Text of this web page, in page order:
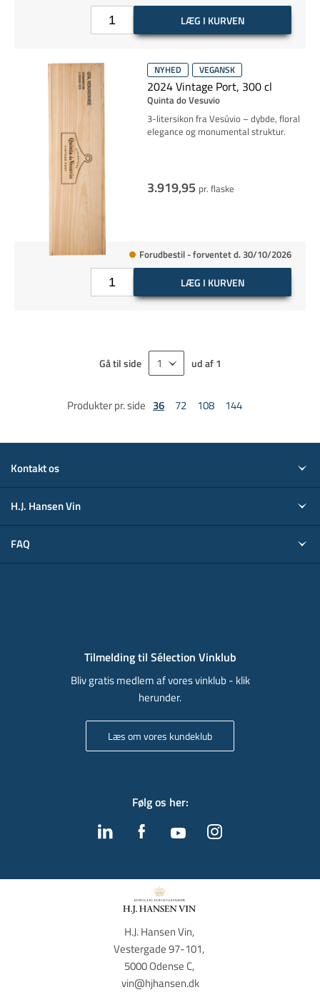
LÆG I KURVEN
NYHED VEGANSK
2024 Vintage Port, 300 cl
Quinta do Vesuvio
3-litersikon fra Vesúvio – dybde, floral
elegance og monumental struktur.
3.919,95 pr. flaske
Forudbestil - forventet d. 30/10/2026
LÆG I KURVEN
Gå til side ud af 1
Produkter pr. side 36 72 108 144
Kontakt os
H.J. Hansen Vin
FAQ
Tilmelding til Sélection Vinklub
Bliv gratis medlem af vores vinklub - klik
herunder.
Læs om vores kundeklub
Følg os her:
H.J. Hansen Vin,
Vestergade 97-101,
5000 Odense C,
vin@hjhansen.dk